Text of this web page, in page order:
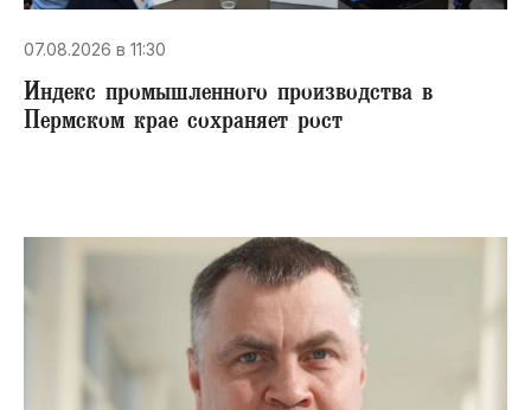
07.08.2026 в 11:30
Индекс промышленного производства в
Пермском крае сохраняет рост